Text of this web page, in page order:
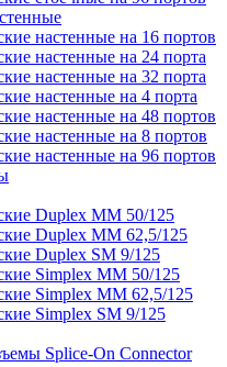
настенные на 16 портов
настенные на 24 порта
настенные на 32 порта
настенные на 4 порта
настенные на 48 портов
настенные на 8 портов
настенные на 96 портов
Duplex MM 50/125
Duplex MM 62,5/125
Duplex SM 9/125
Simplex MM 50/125
Simplex MM 62,5/125
Simplex SM 9/125
Splice-On Connector